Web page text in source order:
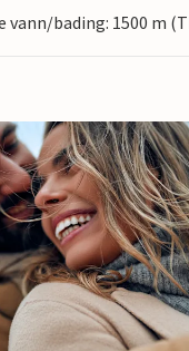
bading: 1500 m